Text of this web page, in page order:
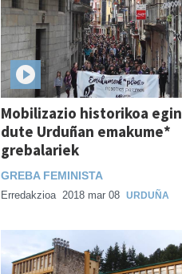
Mobilizazio historikoa egin
dute Urduñan emakume*
grebalariek
GREBA FEMINISTA
Erredakzioa 2018 mar 08 URDUÑA